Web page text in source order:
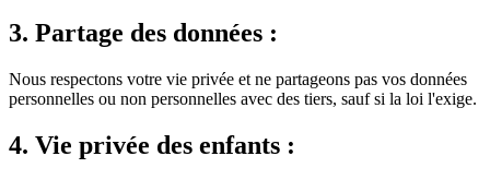
3. Partage des données :
Nous respectons votre vie privée et ne partageons pas vos données
personnelles ou non personnelles avec des tiers, sauf si la loi l'exige.
4. Vie privée des enfants :